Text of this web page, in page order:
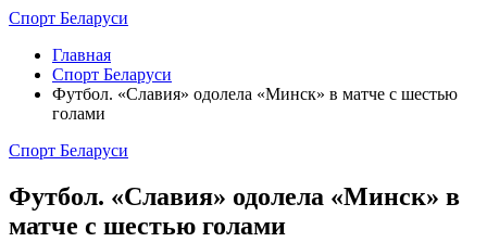
Спорт Беларуси
Главная
Спорт Беларуси
Футбол. «Славия» одолела «Минск» в матче с шестью
голами
Спорт Беларуси
Футбол. «Славия» одолела «Минск» в
матче с шестью голами